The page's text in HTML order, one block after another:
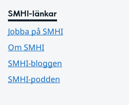
SMHI-länkar
Jobba på SMHI
Om SMHI
SMHI-bloggen
SMHI-podden